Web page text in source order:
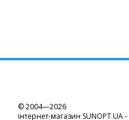
© 2004—2026
інтернет-магазин SUNOPT.UA -